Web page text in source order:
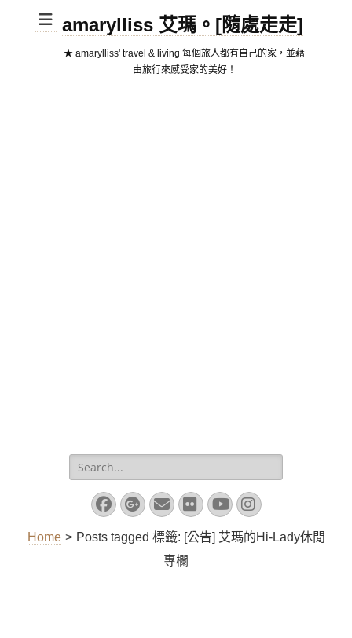
amarylliss 艾瑪。[隨處走走]
★ amarylliss' travel & living 每個旅人都有自己的家，並藉
由旅行來感受家的美好！
Search
for:
Facebook
Googleplus
EmailFlickrYouTube
Instagram
Home > Posts tagged 標籤: [公告] 艾瑪的Hi-Lady休閒
專欄